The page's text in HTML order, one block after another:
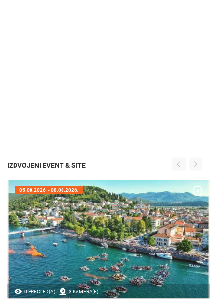
IZDVOJENI EVENT & SITE
0 PREGLED(A) 3 KAMERA(E)
05.08.2026. - 08.08.2026.